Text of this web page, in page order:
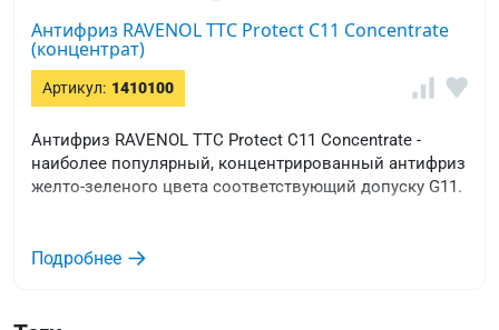
Антифриз RAVENOL TTC Protect C11 Concentrate
(концентрат)
Артикул: 1410100
Антифриз RAVENOL TTC Protect C11 Concentrate -
наиболее популярный, концентрированный антифриз
желто-зеленого цвета соответствующий допуску G11.
Подробнее